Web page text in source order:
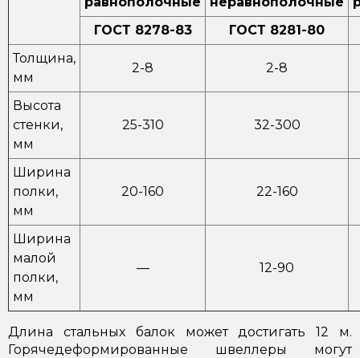
ГОСТ 8278-83
ГОСТ 8281-80
Толщина,
мм
2-8 2-8
Высота
стенки,
мм
25-310 32-300
Ширина
полки,
мм
20-160 22-160
Ширина
малой
полки,
мм
— 12-90
Длина стальных балок может достигать 12 м.
Горячедеформированные швеллеры могут